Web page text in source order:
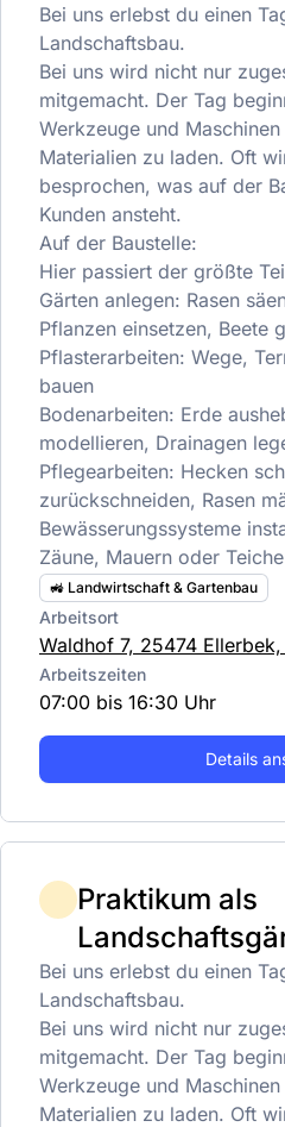
Bei uns erlebst du einen
Landschaftsbau.
Bei uns wird nicht nur
mitgemacht. Der Tag
Werkzeuge und
Materialien zu laden. Oft
besprochen, was auf der
Kunden ansteht.
Auf der Baustelle:
Hier passiert der größte
Gärten anlegen: Rasen
Pflanzen einsetzen, Beete
Pflasterarbeiten: Wege,
bauen
Bodenarbeiten: Erde
modellieren, Drainagen
Pflegearbeiten: Hecken
zurückschneiden, Rasen
Bewässerungssysteme
Zäune, Mauern oder
🚜 Landwirtschaft & Gartenbau
Arbeitsort
Waldhof 7, 25474
Arbeitszeiten
07:00 bis 16:30 Uhr
Details
Praktikum als
Bei uns erlebst du einen
Landschaftsbau.
Bei uns wird nicht nur
mitgemacht. Der Tag
Werkzeuge und
Materialien zu laden. Oft